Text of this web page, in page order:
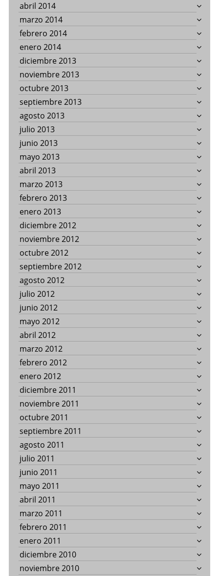
abril 2014
marzo 2014
febrero 2014
enero 2014
diciembre 2013
noviembre 2013
octubre 2013
septiembre 2013
agosto 2013
julio 2013
junio 2013
mayo 2013
abril 2013
marzo 2013
febrero 2013
enero 2013
diciembre 2012
noviembre 2012
octubre 2012
septiembre 2012
agosto 2012
julio 2012
junio 2012
mayo 2012
abril 2012
marzo 2012
febrero 2012
enero 2012
diciembre 2011
noviembre 2011
octubre 2011
septiembre 2011
agosto 2011
julio 2011
junio 2011
mayo 2011
abril 2011
marzo 2011
febrero 2011
enero 2011
diciembre 2010
noviembre 2010